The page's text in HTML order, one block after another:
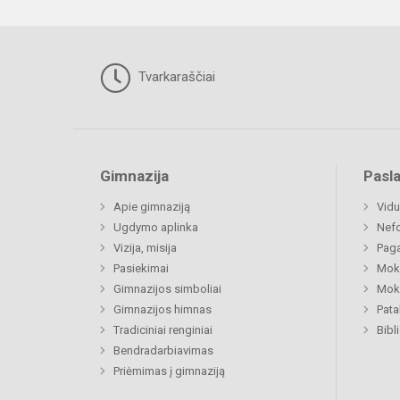
Tvarkaraščiai
Gimnazija
Apie gimnaziją
Ugdymo aplinka
Vizija, misija
Pasiekimai
Gimnazijos simboliai
Gimnazijos himnas
Tradiciniai renginiai
Bendradarbiavimas
Priėmimas į gimnaziją